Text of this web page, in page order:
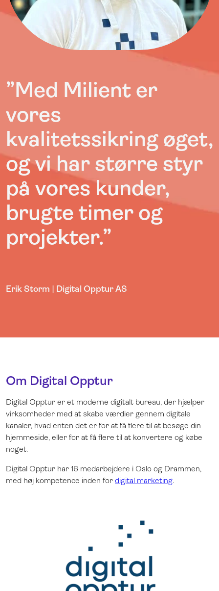
”Med Milient er
vores
kvalitetssikring øget,
og vi har større styr
på vores kunder,
brugte timer og
projekter.”
Erik Storm | Digital Opptur AS
Om Digital Opptur
Digital Opptur er et moderne digitalt bureau, der hjælper
virksomheder med at skabe værdier gennem digitale
kanaler, hvad enten det er for at få flere til at besøge din
hjemmeside, eller for at få flere til at konvertere og købe
noget.
Digital Opptur har 16 medarbejdere i Oslo og Drammen,
med høj kompetence inden for digital marketing.